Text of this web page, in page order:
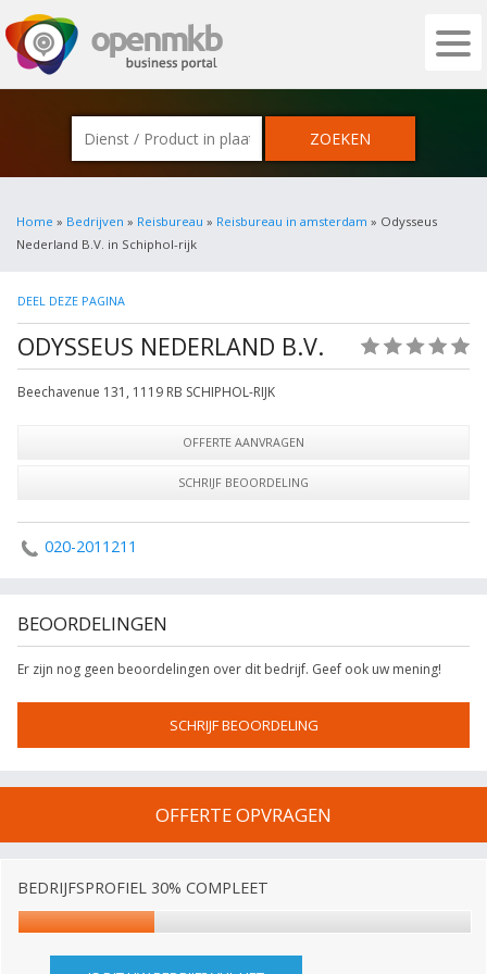
OPENMKB - DE ZAKELIJKE PORTAL
Home » Bedrijven » Reisbureau » Reisbureau in amsterdam » Odysseus
Nederland B.V. in Schiphol-rijk
DEEL DEZE PAGINA
ODYSSEUS NEDERLAND B.V.
Beechavenue 131 , 1119 RB SCHIPHOL-RIJK
OFFERTE AANVRAGEN
SCHRIJF BEOORDELING
020-2011211
BEOORDELINGEN
Er zijn nog geen beoordelingen over dit bedrijf. Geef ook uw mening!
SCHRIJF BEOORDELING
OFFERTE OPVRAGEN
BEDRIJFSPROFIEL 30% COMPLEET